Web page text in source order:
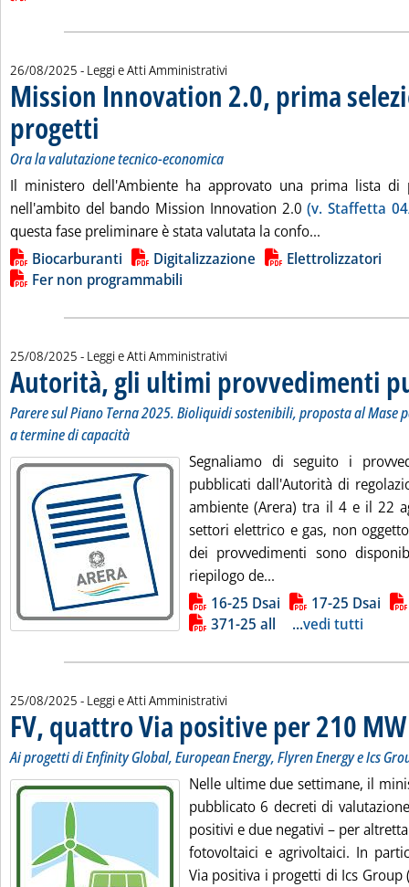
26/08/2025 - Leggi e Atti Amministrativi
Mission Innovation 2.0, prima
progetti . Sottotitolo: Ora la valutazione tecnico-economica
. Pubblicata martedì 26 agosto 2025 alle 9.21.
Ora la valutazione tecnico-economica
Il ministero dell'Ambiente ha approvato una prima lista di
nell'ambito del bando Mission Innovation 2.0(v. Staffetta
questa fase preliminare è stata valutata la confo...
Lista allegati PDF alla notizia
Biocarburanti Digitalizzazione
Elettrolizzatori
Fer non programmabili
25/08/2025 - Leggi e Atti Amministrativi
Autorità, gli ultimi provvedimenti
Parere sul Piano Terna 2025. Bioliquidi sostenibili, proposta al Mase
a termine di capacità
Segnaliamo di seguito i
pubblicati dall'Autorità di
ambiente (Arera) tra il 4 e il 22
settori elettrico e gas, non
dei provvedimenti sono
riepilogo de...
Lista allegati PDF alla notizia
16-25 Dsai
17-25 Dsai
371-25 all
...vedi tutti
25/08/2025 - Leggi e Atti Amministrativi
FV, quattro Via positive per 210 MW
Ai progetti di Enfinity Global, European Energy, Flyren Energy e Ics
Nelle ultime due settimane, il
pubblicato 6 decreti di
positivi e due negativi – per
fotovoltaici e agrivoltaici. In
Via positiva i progetti di Ics